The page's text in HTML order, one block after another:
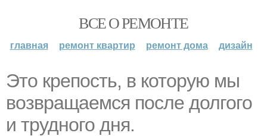
ВСЕ О РЕМОНТЕ
главная ремонт квартир ремонт дома дизайн
Это крепость, в которую мы
возвращаемся после долгого
и трудного дня.